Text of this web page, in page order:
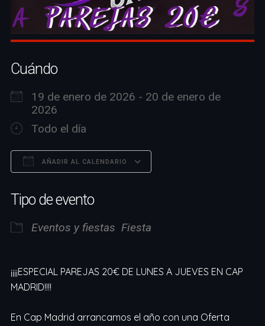
Cuándo
19 de enero de 2026 - 20 de enero de
2026
Todo el día
AÑADIR AL CALENDARIO
Tipo de evento
Eventos y fiestas Fiesta
¡¡¡¡ESPECIAL PAREJAS 20€ DE LUNES A JUEVES EN CAP
MADRID!!!!
En Cap Madrid arrancamos el año con una Oferta